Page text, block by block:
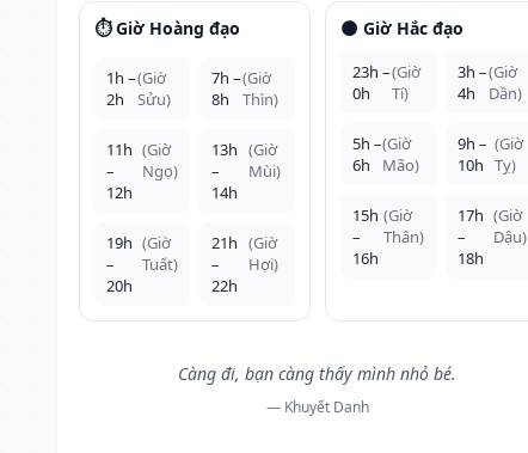
⏱️ Giờ Hoàng đạo
1h –
2h
(Giờ
Sửu)
7h –
8h
(Giờ
Thìn)
11h
–
12h
(Giờ
Ngọ)
13h
–
14h
(Giờ
Mùi)
19h
–
20h
(Giờ
Tuất)
21h
–
22h
(Giờ
Hợi)
🌑 Giờ Hắc đạo
23h –
0h
(Giờ
Tí)
3h –
4h
(Giờ
Dần)
5h –
6h
(Giờ
Mão)
9h –
10h
(Giờ
Tỵ)
15h
–
16h
(Giờ
Thân)
17h
–
18h
(Giờ
Dậu)
Càng đi, bạn càng thấy mình nhỏ bé.
— Khuyết Danh